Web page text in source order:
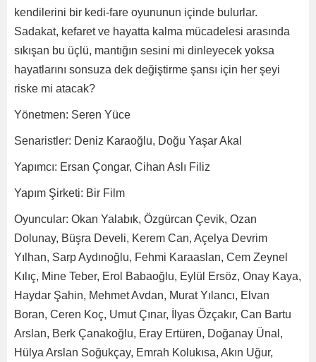
kendilerini bir kedi-fare oyununun içinde bulurlar.
Sadakat, kefaret ve hayatta kalma mücadelesi arasında
sıkışan bu üçlü, mantığın sesini mi dinleyecek yoksa
hayatlarını sonsuza dek değiştirme şansı için her şeyi
riske mi atacak?
Yönetmen: Seren Yüce
Senaristler: Deniz Karaoğlu, Doğu Yaşar Akal
Yapımcı: Ersan Çongar, Cihan Aslı Filiz
Yapım Şirketi: Bir Film
Oyuncular: Okan Yalabık, Özgürcan Çevik, Ozan
Dolunay, Büşra Develi, Kerem Can, Açelya Devrim
Yılhan, Sarp Aydınoğlu, Fehmi Karaaslan, Cem Zeynel
Kılıç, Mine Teber, Erol Babaoğlu, Eylül Ersöz, Onay Kaya,
Haydar Şahin, Mehmet Avdan, Murat Yılancı, Elvan
Boran, Ceren Koç, Umut Çınar, İlyas Özçakır, Can Bartu
Arslan, Berk Çanakoğlu, Eray Ertüren, Doğanay Ünal,
Hülya Arslan Soğukçay, Emrah Kolukısa, Akın Uğur,